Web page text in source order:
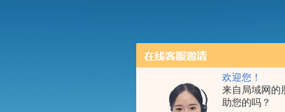
欢迎您！
来自局域网的
助您的吗？